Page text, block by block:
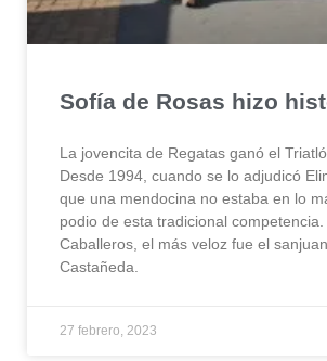
Sofía de Rosas hizo
La jovencita de Regatas ganó el
Desde 1994, cuando se lo adjudicó
que una mendocina no estaba en lo
podio de esta tradicional competencia.
Caballeros, el más veloz fue el
Castañeda.
27 febrero, 2023